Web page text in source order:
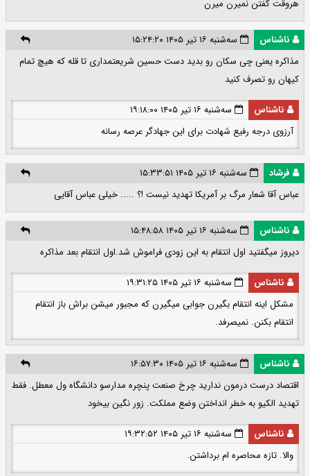
هروقت گفتن نمیرن میرن
ناشناس
سه‌شنبه ۱۶ تیر ۱۴۰۵ ۱۵:۲۴:۲۰
مذاکره یعنی چی سکان رو بدید دست حسین شریعتمداری تا قله که هیچ تمام
کیهان رو تصرف کنید
ناشناس
سه‌شنبه ۱۶ تیر ۱۴۰۵ ۱۹:۱۸:۰۰
آرزوی درجه رفیع شهادت برای این جهادگر عرصه رسانه
فرشاد
سه‌شنبه ۱۶ تیر ۱۴۰۵ ۱۵:۳۳:۵۱
عباس آقا شعار مرگ بر آمریکا تهدید نیست !؟ ..... خیلی عباس آقایی
ناشناس
سه‌شنبه ۱۶ تیر ۱۴۰۵ ۱۵:۴۸:۵۸
دیروز میگفتید اول انتقام به این زودی فراموش شد.اول انتقام بعد مذاکره
ناشناس
سه‌شنبه ۱۶ تیر ۱۴۰۵ ۱۹:۳۱:۲۵
مشکل اینه انتقام بگیرن جوابی میگیرن که مجبور میشن براش باز انتقام
انتقام بکنن. نمیصرفد.
ناشناس
سه‌شنبه ۱۶ تیر ۱۴۰۵ ۱۶:۵۷:۳۰
اقتصاد درست درمون ندارید چرخ صنعت پنچره مدارسو دانشگاه ول معطل. فقط
تهدید الکیو به خطر انداختن وضع مملکت. زور نگین بیخود
ناشناس
سه‌شنبه ۱۶ تیر ۱۴۰۵ ۱۹:۳۲:۵۲
والا. تازه محاصره ام برداشتن.